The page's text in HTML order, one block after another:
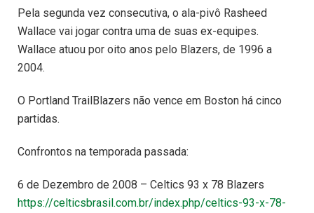
Pela segunda vez consecutiva, o ala-pivô Rasheed
Wallace vai jogar contra uma de suas ex-equipes.
Wallace atuou por oito anos pelo Blazers, de 1996 a
2004.
O Portland TrailBlazers não vence em Boston há cinco
partidas.
Confrontos na temporada passada:
6 de Dezembro de 2008 – Celtics 93 x 78 Blazers
https://celticsbrasil.com.br/index.php/celtics-93-x-78-